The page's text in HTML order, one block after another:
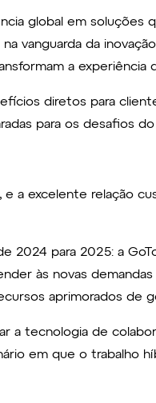
global em soluções
vanguarda da
a
diretos para
para os desafios
a excelente relação
2024 para 2025: a
às novas
aprimorados
tecnologia de
em que o trabalho